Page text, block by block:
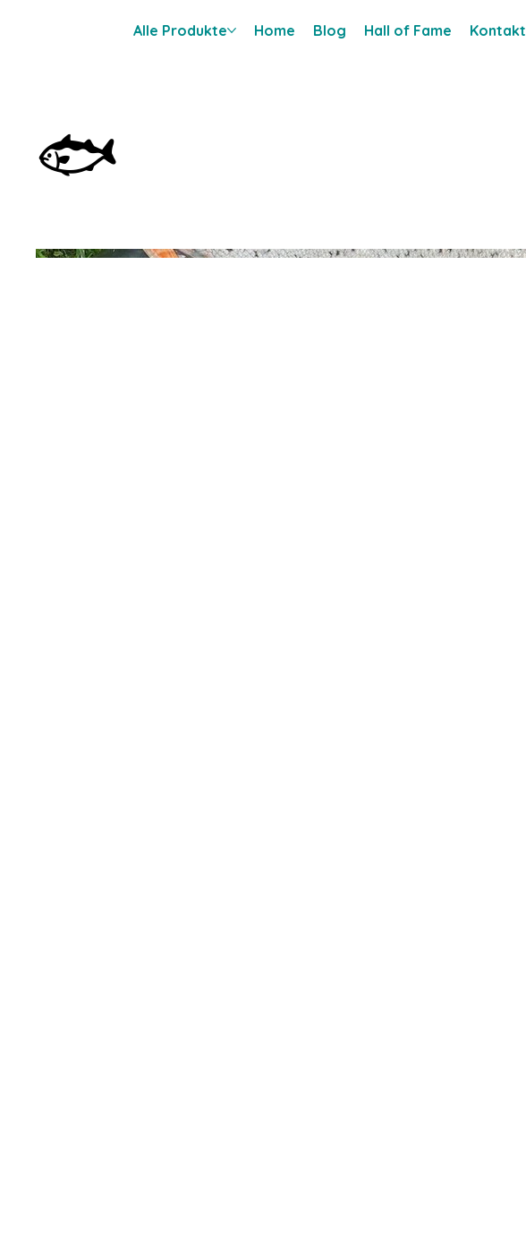
Alle Produkte Home Blog Hall of Fame Kontakt
🐟